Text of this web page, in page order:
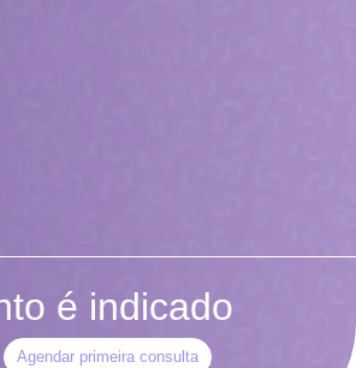
Agendar primeira consulta
é indicado